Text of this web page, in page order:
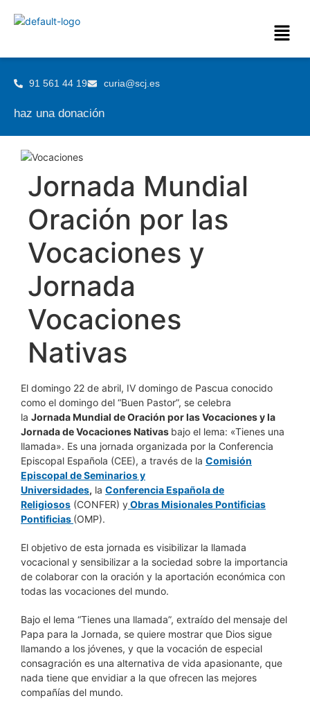
91 561 44 19 curia@scj.es
haz una donación
Jornada Mundial
Oración por las
Vocaciones y
Jornada
Vocaciones
Nativas
El domingo 22 de abril, IV domingo de Pascua conocido
como el domingo del “Buen Pastor”, se celebra
la Jornada Mundial de Oración por las Vocaciones y la
Jornada de Vocaciones Nativas bajo el lema: «Tienes una
llamada». Es una jornada organizada por la Conferencia
Episcopal Española (CEE), a través de la Comisión
Episcopal de Seminarios y
Universidades, la Conferencia Española de
Religiosos (CONFER) yObras Misionales Pontificias
Pontificias (OMP).
El objetivo de esta jornada es visibilizar la llamada
vocacional y sensibilizar a la sociedad sobre la importancia
de colaborar con la oración y la aportación económica con
todas las vocaciones del mundo.
Bajo el lema “Tienes una llamada”, extraído del mensaje del
Papa para la Jornada, se quiere mostrar que Dios sigue
llamando a los jóvenes, y que la vocación de especial
consagración es una alternativa de vida apasionante, que
nada tiene que envidiar a la que ofrecen las mejores
compañías del mundo.